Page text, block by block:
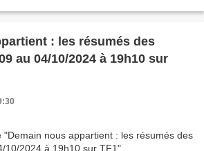
: les résumés des
au 04/10/2024 à 19h10 sur